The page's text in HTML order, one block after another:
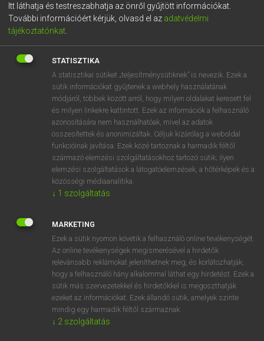
MOLLAY ERZSÉBET, NAGY ROLAND
VAN ELŐFIZETÉSED?
Van előfizetésem a teljes szócikk megtekintéséhez.
BELÉPÉS
NINCS ELŐFIZETÉSED?
Nincs regisztrációm és előfizetésem. A szótár 2 órás,
díjmentes próbaverziójának elindításához regisztrálok és
belépek.
REGISZTRÁCIÓ
Itt láthatja és testreszabhatja az önről gyűjtött információkat.
További információért kérjük, olvasd el az adatvédelmi
tájékoztatónkat
STATISZTIKA
A statisztikai sütiket „teljesítménysütiknek” is nevezik. Ezek a
sütik információkat gyűjtenek a webhely használatának
módjáról, többek között arról, hogy milyen oldalakat keresett fel
és milyen linkekre kattintott. Ezek az információk a felhasználó
azonosítására nem használhatóak, mivel az adatok
összesítettek és anonimizáltak. Céljuk kizárólag a weboldal
funkcióinak javítása. Ezek közé tartoznak a harmadik féltől
származó elemzési szolgáltatásokhoz tartozó sütik; ilyen
elemzési szolgáltatások a látogatóelemzések, a hőtérképek és a
közösségi médiaanalitika.
↓ 1 szolgáltatás
MARKETING
Ezek a sütik nyomon követik a felhasználó online tevékenységét.
Az online tevékenységek megismerésével a hirdetők
relevánsabb reklámokat jeleníthetnek meg, és korlátozhatják,
hogy a felhasználó hány alkalommal láthat egy hirdetést. Ezek a
sütik más szervezetekkel és hirdetőkkel is megoszthatják
ezeket az információkat. Ezek állandó sütik, amelyek szinte
mindig egy harmadik féltől származnak.
↓ 2 szolgáltatás
t z u i o p
g h j k l é á ű Ω
v n m